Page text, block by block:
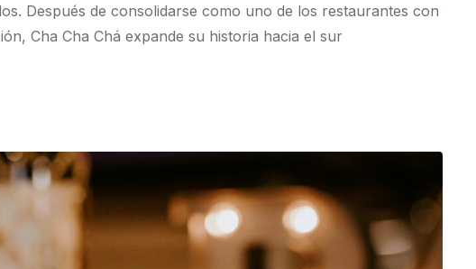
Después de consolidarse como uno de los restaurantes con
Cha Cha Chá expande su historia hacia el sur